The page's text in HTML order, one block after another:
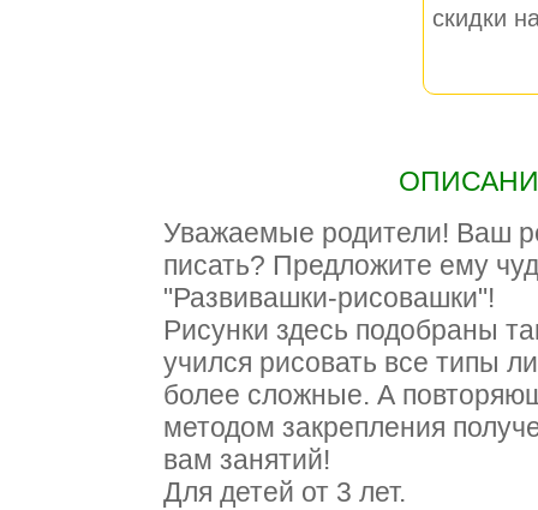
скидки
Уважаемые родители! Ваш
писать? Предложите ему
"Развивашки-рисовашки"!
Рисунки здесь подобраны
учился рисовать все типы
более сложные. А
методом закрепления
вам занятий!
Для детей от 3 лет.